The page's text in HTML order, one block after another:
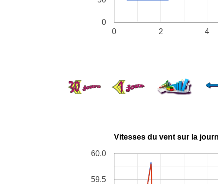
0 2 4
0
Vitesses du vent sur la
59.5
60.0